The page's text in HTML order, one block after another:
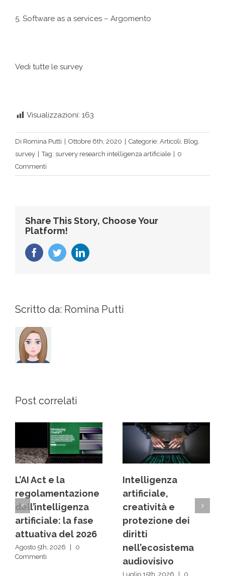
5. Software as a services – Argomento
Vedi tutte le survey
Visualizzazioni: 163
Di Romina Putti Ottobre 6th, 2020 Categorie: Articoli, Blog,
survey
Tag: survery research intelligenza artificiale
0
Commenti
Share This Story, Choose Your
Platform!
FacebookTwitterLinkedIn
Scritto da: Romina Putti
Post correlati
L’AI Act e la
regolamentazione
dell’intelligenza
artificiale: la fase
attuativa del 2026
Agosto 5th, 2026
0
Commenti
Intelligenza
artificiale,
creatività e
protezione dei
diritti
nell’ecosistema
audiovisivo
Luglio 15th, 2026 0